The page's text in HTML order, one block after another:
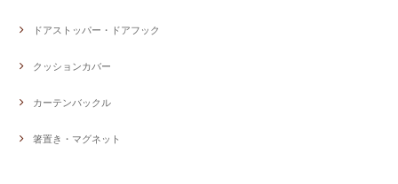
ドアストッパー・ドアフック
クッションカバー
カーテンバックル
箸置き・マグネット